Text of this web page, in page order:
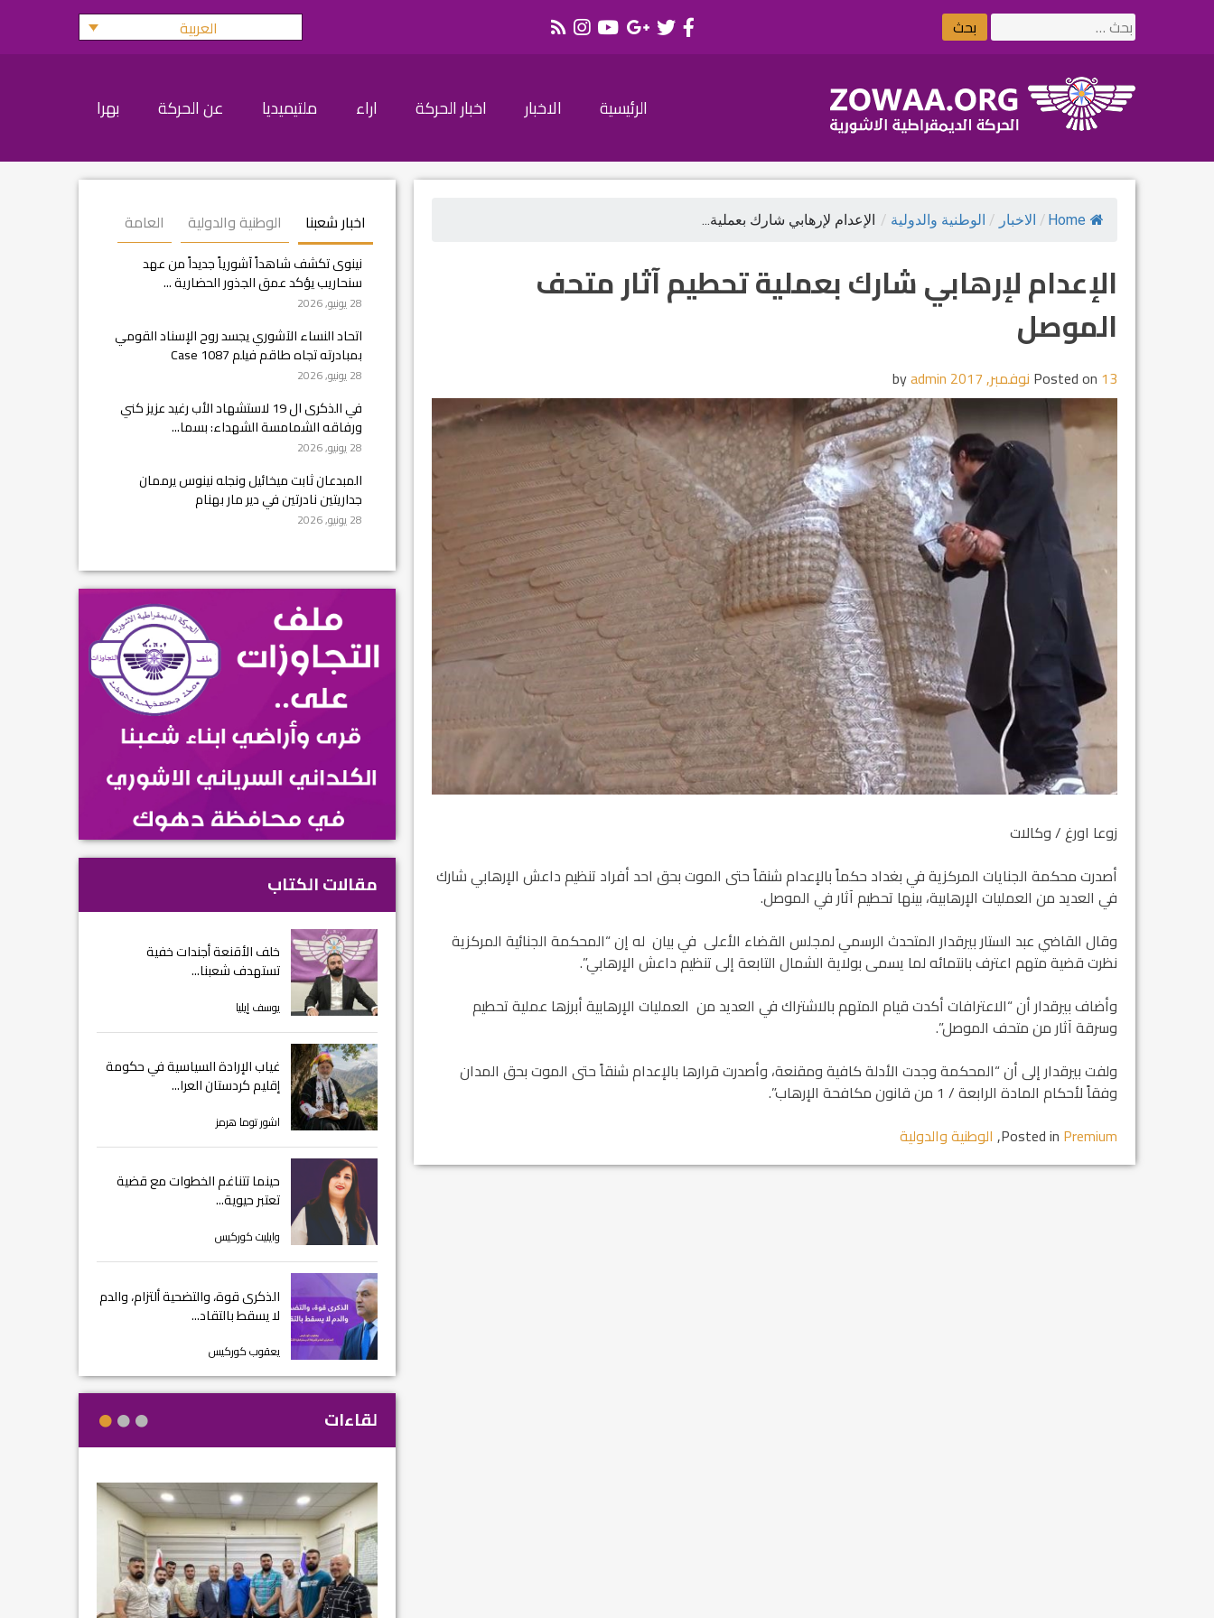
البحث
عن:
العربية
الرئيسية الاخبار اخبار الحركة اراء ملتيميديا عن الحركة بهرا
Home
/ الاخبار / الوطنية والدولية / الإعدام لإرهابي شارك بعملية...
الإعدام لإرهابي شارك بعملية تحطيم آثار متحف
الموصل
Posted on 13 نوفمبر, 2017 admin
زوعا اورغ / وكالات
أصدرت محكمة الجنايات المركزية في بغداد حكماً بالإعدام شنقاً حتى الموت بحق احد أفراد تنظيم داعش الإرهابي شارك
في العديد من العمليات الإرهابية، بينها تحطيم آثار في الموصل.
وقال القاضي عبد الستار بيرقدار المتحدث الرسمي لمجلس القضاء الأعلى في بيان له إن “المحكمة الجنائية المركزية
نظرت قضية متهم اعترف بانتمائه لما يسمى بولاية الشمال التابعة إلى تنظيم داعش الإرهابي”.
وأضاف بيرقدار أن “الاعترافات أكدت قيام المتهم بالاشتراك في العديد من العمليات الإرهابية أبرزها عملية تحطيم
وسرقة آثار من متحف الموصل”.
ولفت بيرقدار إلى أن “المحكمة وجدت الأدلة كافية ومقنعة، وأصدرت قرارها بالإعدام شنقاً حتى الموت بحق المدان
وفقاً لأحكام المادة الرابعة / 1 من قانون مكافحة الإرهاب”.
Posted in Premium
, الوطنية والدولية
اخبار شعبنا الوطنية والدولية العامة
نينوى تكشف شاهداً آشورياً جديداً من عهد
سنحاريب يؤكد عمق الجذور الحضارية ...
28 يونيو, 2026
اتحاد النساء الآشوري يجسد روح الإسناد القومي
بمبادرته تجاه طاقم فيلم Case 1087
28 يونيو, 2026
في الذكرى ال 19 لاستشهاد الأب رغيد عزيز كني
ورفاقه الشمامسة الشهداء: بسما...
28 يونيو, 2026
المبدعان ثابت ميخائيل ونجله نينوس يرممان
جداريتين نادرتين في دير مار بهنام
28 يونيو, 2026
مقالات الكتاب
خلف الأقنعة أجندات خفية
تستهدف شعبنا...
يوسف إيليا
غياب الإرادة السياسية في حكومة
إقليم كردستان العرا...
اشور توما هرمز
حينما تتناغم الخطوات مع قضية
تعتبر حيوية...
وايليت كوركيس
الذكرى قوة، والتضحية ألتزام، والدم
لا يسقط بالتقاد...
يعقوب كوركيس
لقاءات